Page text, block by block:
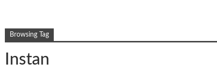
Browsing Tag
Instan